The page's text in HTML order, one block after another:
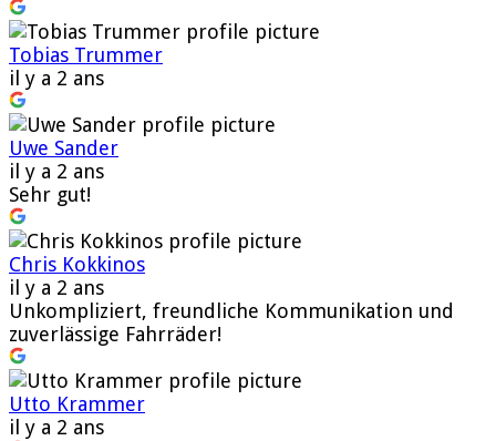
Tobias Trummer
il y a 2 ans
Uwe Sander
il y a 2 ans
Sehr gut!
Chris Kokkinos
il y a 2 ans
Unkompliziert, freundliche Kommunikation und
zuverlässige Fahrräder!
Utto Krammer
il y a 2 ans